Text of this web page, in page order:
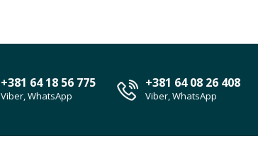
+381 64 18 56 775
Viber, WhatsApp
+381 64 08 26 408
Viber, WhatsApp